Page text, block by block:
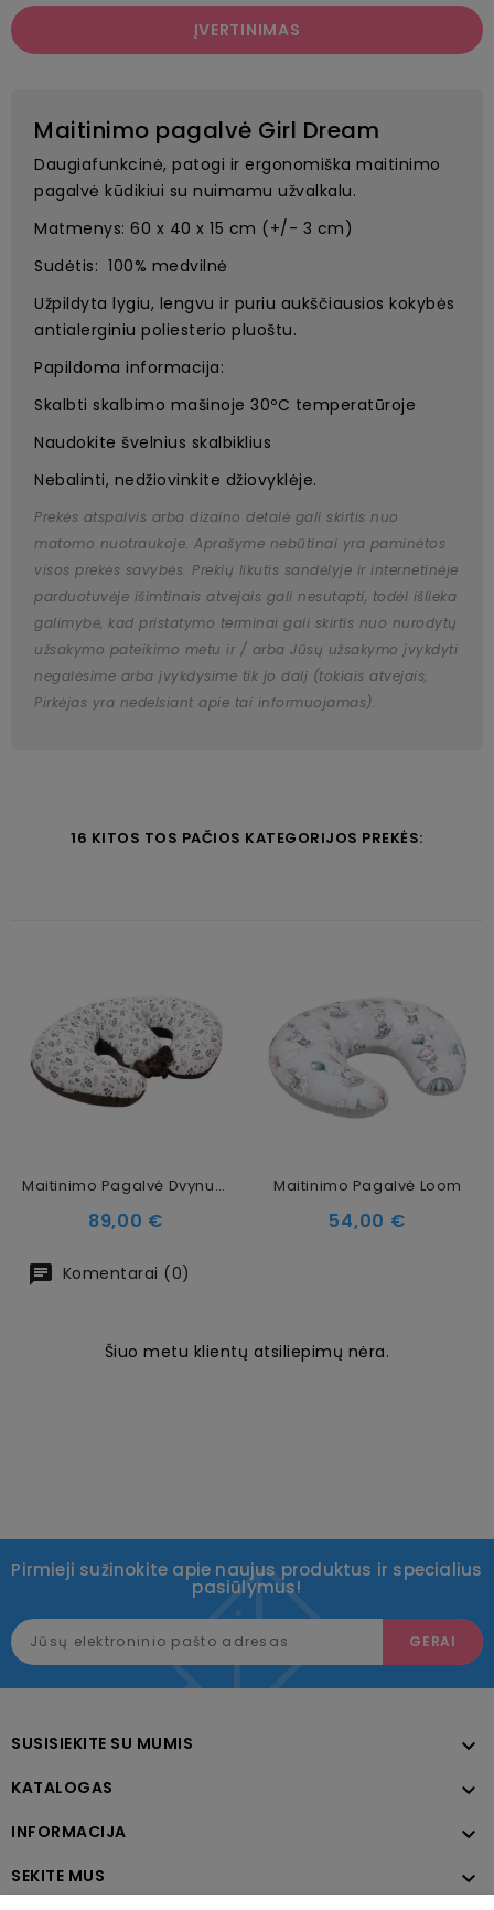
ĮVERTINIMAS
Maitinimo pagalvė Girl Dream
Daugiafunkcinė, patogi ir ergonomiška maitinimo
pagalvė kūdikiui su nuimamu užvalkalu.
Matmenys: 60 x 40 x 15 cm (+/- 3 cm)
Sudėtis: 100% medvilnė
Užpildyta lygiu, lengvu ir puriu aukščiausios kokybės
antialerginiu poliesterio pluoštu.
Papildoma informacija:
Skalbti skalbimo mašinoje 30ºC temperatūroje
Naudokite švelnius skalbiklius
Nebalinti, nedžiovinkite džiovyklėje.
Prekės atspalvis arba dizaino detalė gali skirtis nuo
matomo nuotraukoje. Aprašyme nebūtinai yra paminėtos
visos prekės savybės. Prekių likutis sandėlyje ir internetinėje
parduotuvėje išimtinais atvejais gali nesutapti, todėl išlieka
galimybė, kad pristatymo terminai gali skirtis nuo nurodytų
užsakymo pateikimo metu ir / arba Jūsų užsakymo įvykdyti
negalėsime arba įvykdysime tik jo dalį (tokiais atvejais,
Pirkėjas yra nedelsiant apie tai informuojamas).
16 KITOS TOS PAČIOS KATEGORIJOS PREKĖS:
Maitinimo Pagalvė Dvynukams Choco Arcadia
Kaina
89,00 €
Maitinimo Pagalvė Loom
Kaina
54,00 €
Komentarai (0)
Šiuo metu klientų atsiliepimų nėra.
Pirmieji sužinokite apie naujus produktus ir specialius
pasiūlymus!
SUSISIEKITE SU MUMIS 
KATALOGAS 
INFORMACIJA 
SEKITE MUS 